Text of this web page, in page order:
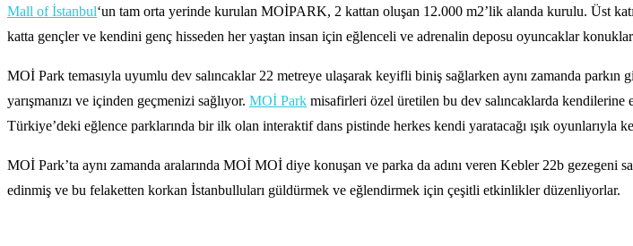
Mall of İstanbul‘un tam orta yerinde kurulan MOİPARK, 2 kattan oluşan 12.000 m2’lik alanda kurulu. Üst
katta gençler ve kendini genç hisseden her yaştan insan için eğlenceli ve adrenalin deposu oyuncaklar
MOİ Park temasıyla uyumlu dev salıncaklar 22 metreye ulaşarak keyifli biniş sağlarken aynı zamanda parkın
yarışmanızı ve içinden geçmenizi sağlıyor. MOİ Park misafirleri özel üretilen bu dev salıncaklarda kendilerine
Türkiye’deki eğlence parklarında bir ilk olan interaktif dans pistinde herkes kendi yaratacağı ışık oyunlarıyla
MOİ Park’ta aynı zamanda aralarında MOİ MOİ diye konuşan ve parka da adını veren Kebler 22b
edinmiş ve bu felaketten korkan İstanbulluları güldürmek ve eğlendirmek için çeşitli etkinlikler düzenliyorlar.